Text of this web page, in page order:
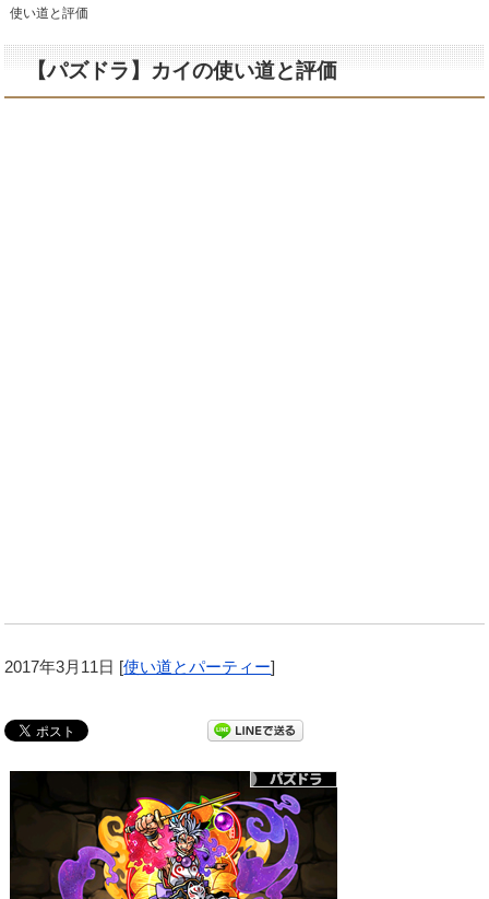
使い道と評価
【パズドラ】カイの使い道と評価
2017年3月11日 [使い道とパーティー]